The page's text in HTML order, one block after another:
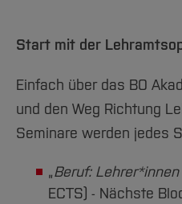
Start mit der
Einfach über das BO
und den Weg Richtung
Seminare werden jedes
„Beruf:
ECTS) - Nächste